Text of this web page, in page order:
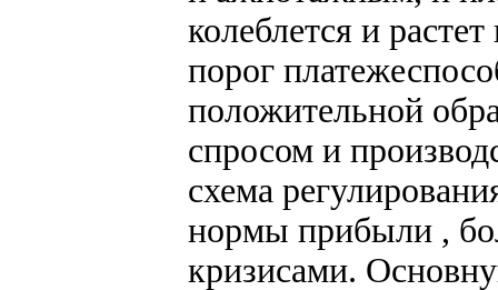
колеблется и
порог
положительной
спросом и
схема
нормы прибыли ,
кризисами.